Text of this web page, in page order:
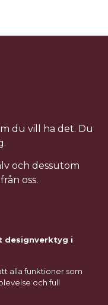
du vill ha det. Du
och dessutom
oss.
designverktyg i
alla funktioner som
och full